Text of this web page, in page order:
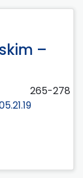
–
265-278